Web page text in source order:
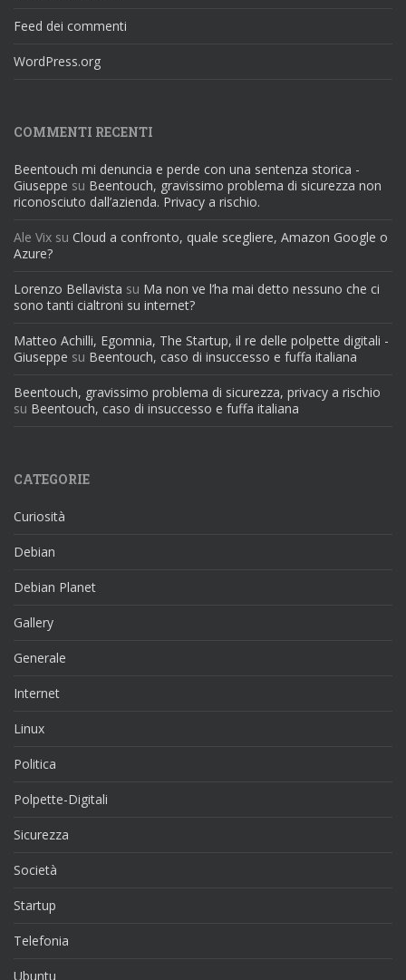
Feed dei commenti
WordPress.org
COMMENTI RECENTI
Beentouch mi denuncia e perde con una sentenza storica -
Giuseppe su Beentouch, gravissimo problema di sicurezza non
riconosciuto dall’azienda. Privacy a rischio.
Ale Vix su Cloud a confronto, quale scegliere, Amazon Google o
Azure?
Lorenzo Bellavista su Ma non ve l’ha mai detto nessuno che ci
sono tanti cialtroni su internet?
Matteo Achilli, Egomnia, The Startup, il re delle polpette digitali -
Giuseppe su Beentouch, caso di insuccesso e fuffa italiana
Beentouch, gravissimo problema di sicurezza, privacy a rischio
su Beentouch, caso di insuccesso e fuffa italiana
CATEGORIE
Curiosità
Debian
Debian Planet
Gallery
Generale
Internet
Linux
Politica
Polpette-Digitali
Sicurezza
Società
Startup
Telefonia
Ubuntu